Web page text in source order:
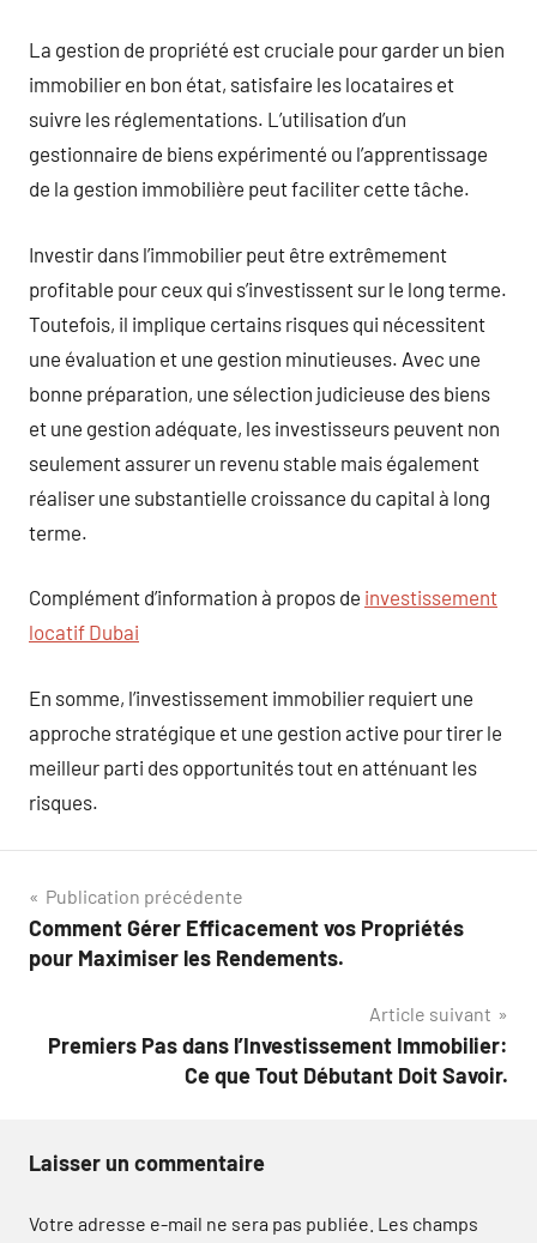
La gestion de propriété est cruciale pour garder un bien
immobilier en bon état, satisfaire les locataires et
suivre les réglementations. L’utilisation d’un
gestionnaire de biens expérimenté ou l’apprentissage
de la gestion immobilière peut faciliter cette tâche.
Investir dans l’immobilier peut être extrêmement
profitable pour ceux qui s’investissent sur le long terme.
Toutefois, il implique certains risques qui nécessitent
une évaluation et une gestion minutieuses. Avec une
bonne préparation, une sélection judicieuse des biens
et une gestion adéquate, les investisseurs peuvent non
seulement assurer un revenu stable mais également
réaliser une substantielle croissance du capital à long
terme.
Complément d’information à propos de investissement
locatif Dubai
En somme, l’investissement immobilier requiert une
approche stratégique et une gestion active pour tirer le
meilleur parti des opportunités tout en atténuant les
risques.
Navigation
de
Publication précédente
Comment Gérer Efficacement vos Propriétés
pour Maximiser les Rendements.
Article suivant
Premiers Pas dans l’Investissement Immobilier:
Ce que Tout Débutant Doit Savoir.
Laisser un commentaire
Votre adresse e-mail ne sera pas publiée. Les champs